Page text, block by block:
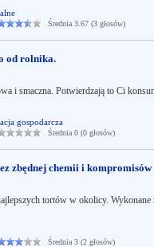
Średnia 3.67 (3 głosów)
od rolnika.
i smaczna. Potwierdzają to Ci
gospodarcza
Średnia 0 (0 głosów)
zbędnej chemii i kompromisów
tortów w okolicy.
Średnia 3 (2 głosów)